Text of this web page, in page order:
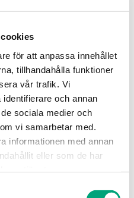
för att anpassa innehållet
tillhandahålla funktioner
vår trafik. Vi
och annan
sociala medier och
vi samarbetar med.
informationen med annan
eller som de har
i system med flera
kylbafflar eller